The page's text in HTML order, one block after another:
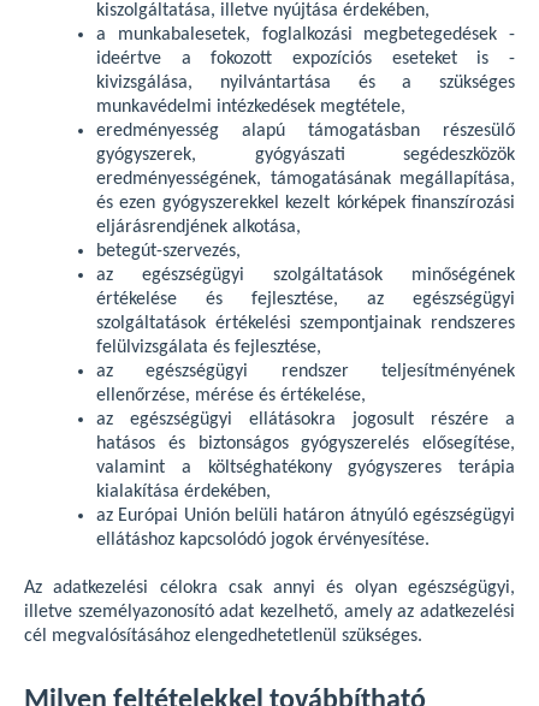
kiszolgáltatása, illetve nyújtása érdekében,
a munkabalesetek, foglalkozási megbetegedések -
ideértve a fokozott expozíciós eseteket is -
kivizsgálása, nyilvántartása és a szükséges
munkavédelmi intézkedések megtétele,
eredményesség alapú támogatásban részesülő
gyógyszerek, gyógyászati segédeszközök
eredményességének, támogatásának megállapítása,
és ezen gyógyszerekkel kezelt kórképek finanszírozási
eljárásrendjének alkotása,
betegút-szervezés,
az egészségügyi szolgáltatások minőségének
értékelése és fejlesztése, az egészségügyi
szolgáltatások értékelési szempontjainak rendszeres
felülvizsgálata és fejlesztése,
az egészségügyi rendszer teljesítményének
ellenőrzése, mérése és értékelése,
az egészségügyi ellátásokra jogosult részére a
hatásos és biztonságos gyógyszerelés elősegítése,
valamint a költséghatékony gyógyszeres terápia
kialakítása érdekében,
az Európai Unión belüli határon átnyúló egészségügyi
ellátáshoz kapcsolódó jogok érvényesítése.
Az adatkezelési célokra csak annyi és olyan egészségügyi,
illetve személyazonosító adat kezelhető, amely az adatkezelési
cél megvalósításához elengedhetetlenül szükséges.